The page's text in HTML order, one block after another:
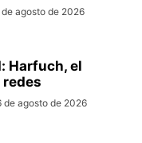
de agosto de 2026
Harfuch, el
de agosto de 2026